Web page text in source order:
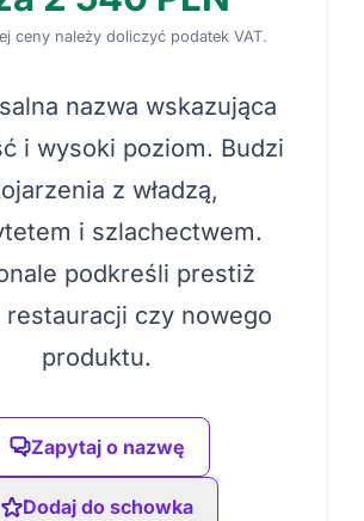
ceny należy doliczyć podatek VAT.
nazwa wskazująca
i wysoki poziom. Budzi
z władzą,
i szlachectwem.
podkreśli prestiż
restauracji czy nowego
produktu.
Zapytaj o nazwę
Dodaj do schowka